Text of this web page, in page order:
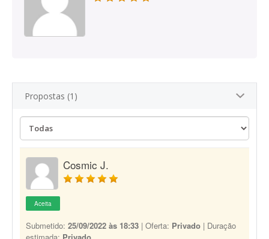
Propostas (1)
Cosmic J.
Aceita
Submetido: 25/09/2022 às 18:33 | Oferta: Privado | Duração